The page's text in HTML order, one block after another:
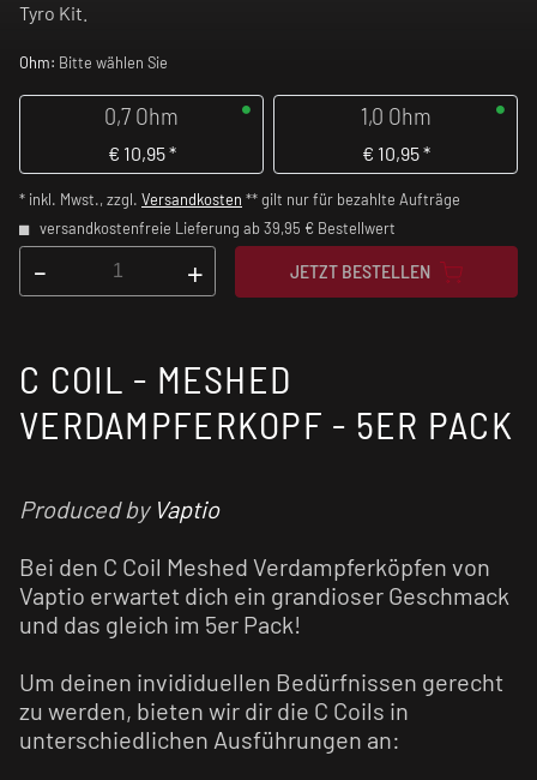
Tyro Kit.
Ohm: Bitte wählen Sie
0,7 Ohm
€ 10,95*
1,0 Ohm
€ 10,95*
* inkl. Mwst., zzgl. Versandkosten ** gilt nur für bezahlte Aufträge
versandkostenfreie Lieferung ab 39,95 € Bestellwert
- + JETZT BESTELLEN
C COIL - MESHED
VERDAMPFERKOPF - 5ER PACK
Produced by Vaptio
Bei den C Coil Meshed Verdampferköpfen von
Vaptio erwartet dich ein grandioser Geschmack
und das gleich im 5er Pack!
Um deinen invididuellen Bedürfnissen gerecht
zu werden, bieten wir dir die C Coils in
unterschiedlichen Ausführungen an: